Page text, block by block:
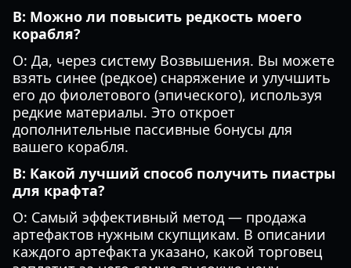
В: Можно ли повысить редкость моего
корабля?
О: Да, через систему Возвышения. Вы можете
взять синее (редкое) снаряжение и улучшить
его до фиолетового (эпического), используя
редкие материалы. Это откроет
дополнительные пассивные бонусы для
вашего корабля.
В: Какой лучший способ получить пиастры
для крафта?
О: Самый эффективный метод — продажа
артефактов нужным скупщикам. В описании
каждого артефакта указано, какой торговец